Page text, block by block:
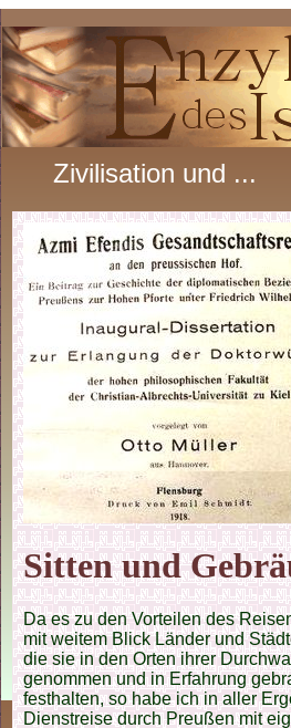
Zivilisation und ...
Sitten und
Da es zu den Vorteilen des
mit weitem Blick Länder und
die sie in den Orten ihrer
genommen und in Erfahrung
festhalten, so habe ich in aller
Dienstreise durch Preußen mit